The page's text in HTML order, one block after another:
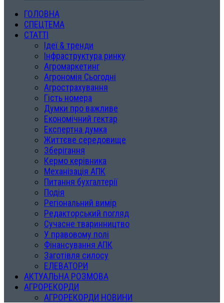
ГОЛОВНА
СПЕЦТЕМА
СТАТТІ
Ідеї & тренди
Інфраструктура ринку
Агромаркетинг
Агрономія Сьогодні
Агрострахування
Гість номера
Думки про важливе
Економічний гектар
Експертна думка
Життєве середовище
Зберігання
Кермо керівника
Механізація АПК
Питання бухгалтерії
Подія
Регіональний вимір
Редакторський погляд
Сучасне тваринництво
У правовому полі
Фінансування АПК
Заготівля силосу
ЕЛЕВАТОРИ
АКТУАЛЬНА РОЗМОВА
АГРОРЕКОРДИ
АГРОРЕКОРДИ НОВИНИ